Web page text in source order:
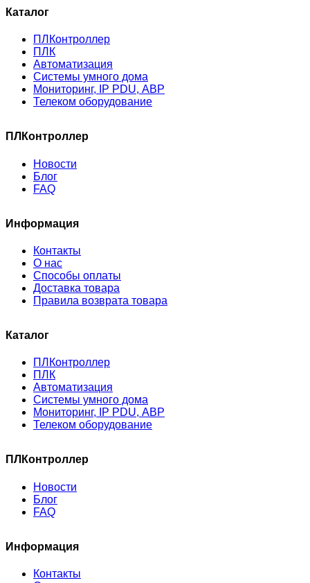
Каталог
ПЛКонтроллер
ПЛК
Автоматизация
Системы умного дома
Мониторинг, IP PDU, АВР
Телеком оборудование
ПЛКонтроллер
Новости
Блог
FAQ
Информация
Контакты
О нас
Способы оплаты
Доставка товара
Правила возврата товара
Каталог
ПЛКонтроллер
ПЛК
Автоматизация
Системы умного дома
Мониторинг, IP PDU, АВР
Телеком оборудование
ПЛКонтроллер
Новости
Блог
FAQ
Информация
Контакты